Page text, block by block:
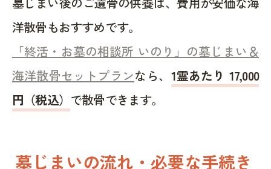
洋散骨もおすすめです。
「終活・お墓の相談所 いのり」の墓じまい＆
海洋散骨セットプランなら、 1霊あたり 17,000
円（税込） で散骨できます。
墓じまいの流れ・必要な手続き